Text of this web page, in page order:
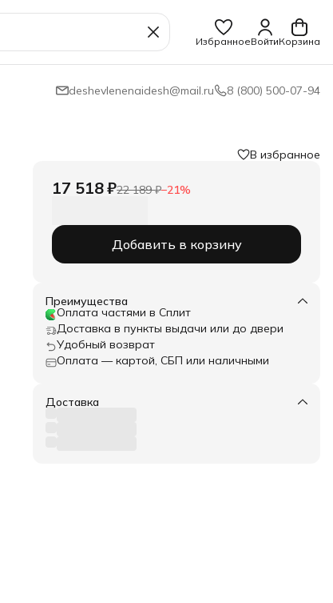
ИзбранноеВойтиКорзина
deshevlenenaidesh@mail.ru 8 (800) 500-07-94
В избранное
17 518 ₽22 189 ₽−21%
Добавить в корзину
Преимущества
Оплата частями в Сплит
Доставка в пункты выдачи или до двери
Удобный возврат
Оплата — картой, СБП или наличными
Доставка